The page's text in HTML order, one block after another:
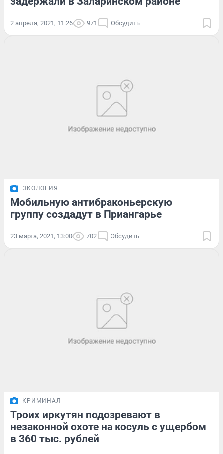
2 апреля, 2021, 11:26 971 Обсудить
ЭКОЛОГИЯ
Мобильную антибраконьерскую
группу создадут в Приангарье
23 марта, 2021, 13:00 702 Обсудить
КРИМИНАЛ
Троих иркутян подозревают в
незаконной охоте на косуль с ущербом
в 360 тыс. рублей